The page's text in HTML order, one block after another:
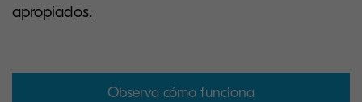
apropiados.
Observa cómo funciona